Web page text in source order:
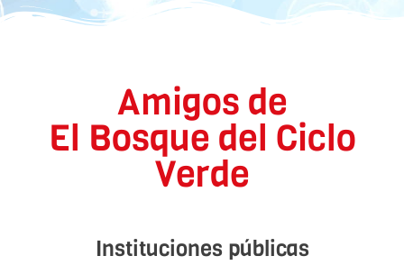
Amigos de
El Bosque del Ciclo
Verde
Instituciones públicas